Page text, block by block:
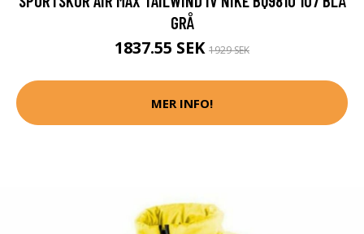
GRÅ
1837.55 SEK 1929 SEK
MER INFO!